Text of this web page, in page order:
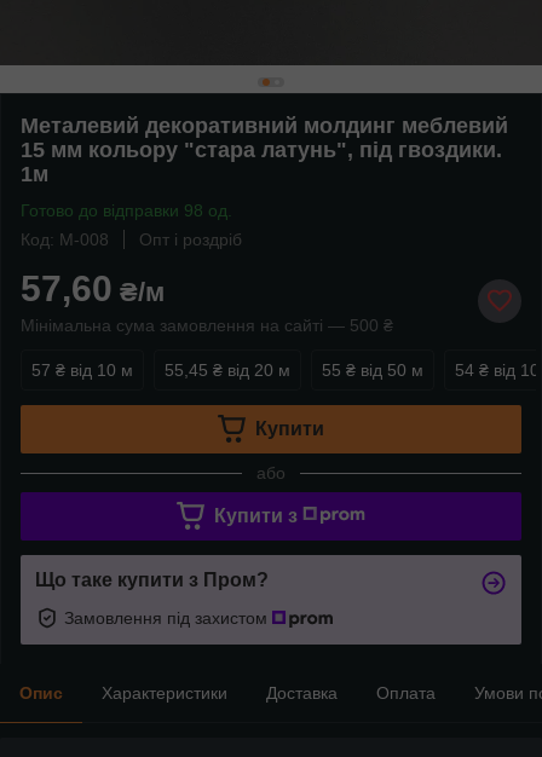
Металевий декоративний молдинг меблевий
15 мм кольору "стара латунь", під гвоздики.
1м
Готово до відправки 98 од.
Код: M-008
Опт і роздріб
57,60 ₴/м
Мінімальна сума замовлення на сайті — 500 ₴
57 ₴ від 10 м 55,45 ₴ від 20 м 55 ₴ від 50 м 54 ₴ від
Купити
або
Купити з
Що таке купити з Пром?
Замовлення під захистом
Опис Характеристики Доставка Оплата Умови